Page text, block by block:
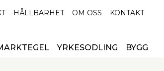
YRKESODLING BYGG
HÅLLBARHET OM OSS KONTAKT